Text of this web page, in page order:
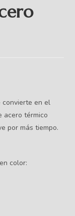
convierte en el
acero térmico
por más tiempo.
color: